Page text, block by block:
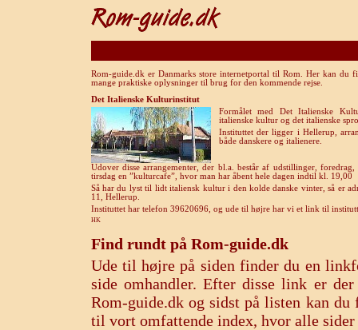
Rom-guide.dk er Danmarks store internetportal til Rom. Her kan du
mange praktiske oplysninger til brug for den kommende rejse.
Det Italienske Kulturinstitut
Formålet med Det Italienske
italienske kultur og det italienske
Instituttet der ligger i Hellerup,
både danskere og italienere.
Udover disse arrangementer, der bl.a. består af udstillinger,
tirsdag en ”kulturcafe”, hvor man har åbent hele dagen indtil kl. 19,00
Så har du lyst til lidt italiensk kultur i den kolde danske vinter, så er
11, Hellerup.
Instituttet har telefon 39620696, og ude til højre har vi et link til
HK
Find rundt på Rom-guide.dk
Ude til højre på siden finder du en
side omhandler. Efter disse link er
Rom-guide.dk og sidst på listen kan
til vort omfattende index, hvor alle